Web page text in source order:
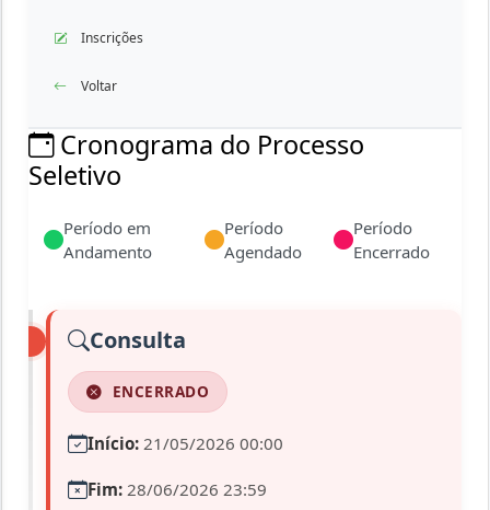
Inscrições
Voltar
Cronograma do Processo
Seletivo
Período em
Andamento
Período
Agendado
Período
Encerrado
Consulta
ENCERRADO
Início: 21/05/2026 00:00
Fim: 28/06/2026 23:59